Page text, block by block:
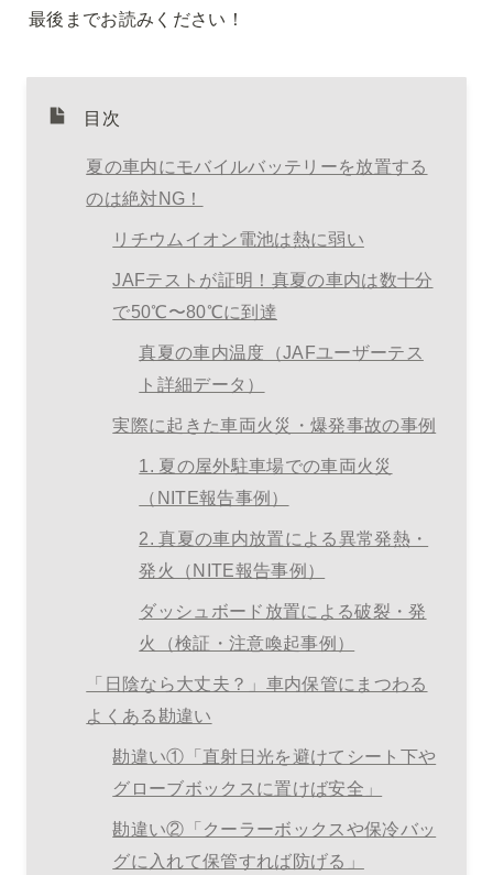
最後までお読みください！
目次
夏の車内にモバイルバッテリーを放置する
のは絶対NG！
リチウムイオン電池は熱に弱い
JAFテストが証明！真夏の車内は数十分
で50℃〜80℃に到達
真夏の車内温度（JAFユーザーテス
ト詳細データ）
実際に起きた車両火災・爆発事故の事例
1. 夏の屋外駐車場での車両火災
（NITE報告事例）
2. 真夏の車内放置による異常発熱・
発火（NITE報告事例）
ダッシュボード放置による破裂・発
火（検証・注意喚起事例）
「日陰なら大丈夫？」車内保管にまつわる
よくある勘違い
勘違い①「直射日光を避けてシート下や
グローブボックスに置けば安全」
勘違い②「クーラーボックスや保冷バッ
グに入れて保管すれば防げる」